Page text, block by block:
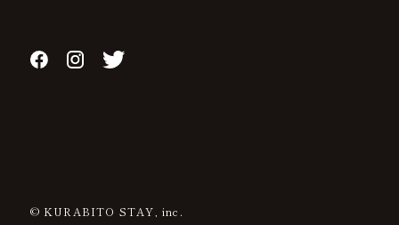
© KURABITO STAY, inc.